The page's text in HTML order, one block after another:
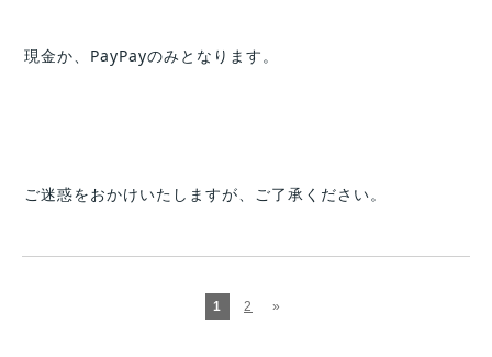
現金か、PayPayのみとなります。
ご迷惑をおかけいたしますが、ご了承ください。
1 2 »